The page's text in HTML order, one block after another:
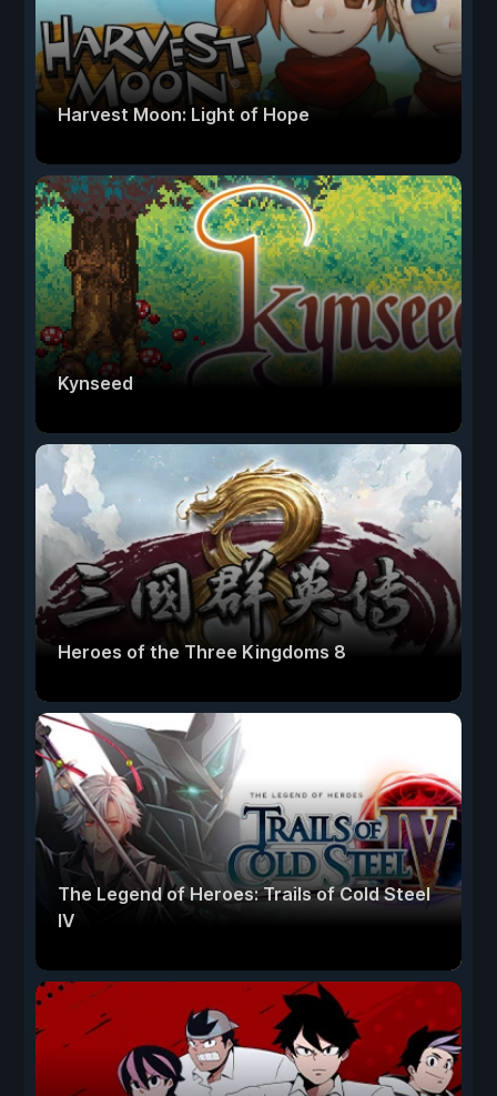
Harvest Moon: Light of Hope
Kynseed
Heroes of the Three Kingdoms 8
The Legend of Heroes: Trails of Cold Steel
IV